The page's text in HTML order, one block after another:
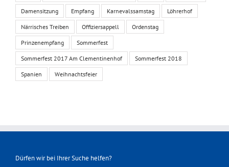
Damensitzung Empfang Karnevalssamstag Löhrerhof
Närrisches Treiben Offiziersappell Ordenstag
Prinzenempfang Sommerfest
Sommerfest 2017 Am Clementinenhof Sommerfest 2018
Spanien Weihnachtsfeier
Dürfen wir bei Ihrer Suche helfen?